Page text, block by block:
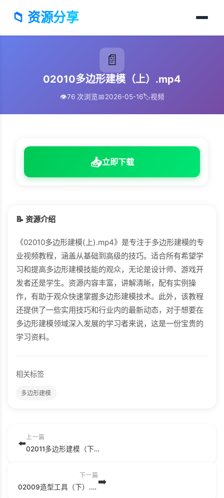
📁 资源分享
📄
02010多边形建模（上）.mp4
👁️76 次浏览📅2026-05-16🏷️视频
📥立即下载
📝 资源介绍
《02010多边形建模(上).mp4》是专注于多边形建模的专
业视频教程，涵盖从基础到高级的技巧。适合所有希望学
习和提高多边形建模技能的观众，无论是设计师、游戏开
发者还是学生。资源内容丰富，讲解清晰，配有实例操
作，有助于观众快速掌握多边形建模技术。此外，该教程
还提供了一些实用技巧和行业内的最新动态，对于想要在
多边形建模领域深入发展的学习者来说，这是一份宝贵的
学习资料。
相关标签
多边形建模
⬅️
上一篇
02011多边形建模（下）.mp4
下一篇
02009造型工具（下）.mp4 ➡️